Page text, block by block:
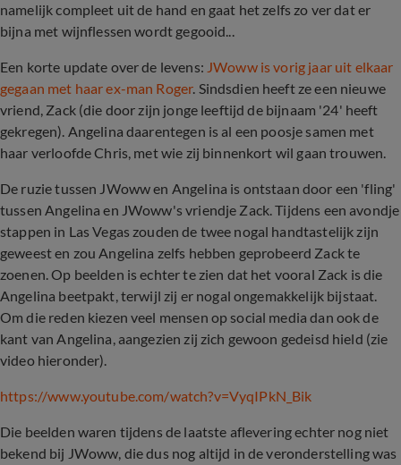
namelijk compleet uit de hand en gaat het zelfs zo ver dat er
bijna met wijnflessen wordt gegooid...
Een korte update over de levens: JWoww is vorig jaar uit elkaar
gegaan met haar ex-man Roger. Sindsdien heeft ze een nieuwe
vriend, Zack (die door zijn jonge leeftijd de bijnaam '24' heeft
gekregen). Angelina daarentegen is al een poosje samen met
haar verloofde Chris, met wie zij binnenkort wil gaan trouwen.
De ruzie tussen JWoww en Angelina is ontstaan door een 'fling'
tussen Angelina en JWoww's vriendje Zack. Tijdens een avondje
stappen in Las Vegas zouden de twee nogal handtastelijk zijn
geweest en zou Angelina zelfs hebben geprobeerd Zack te
zoenen. Op beelden is echter te zien dat het vooral Zack is die
Angelina beetpakt, terwijl zij er nogal ongemakkelijk bijstaat.
Om die reden kiezen veel mensen op social media dan ook de
kant van Angelina, aangezien zij zich gewoon gedeisd hield (zie
video hieronder).
https://www.youtube.com/watch?v=VyqIPkN_Bik
Die beelden waren tijdens de laatste aflevering echter nog niet
bekend bij JWoww, die dus nog altijd in de veronderstelling was